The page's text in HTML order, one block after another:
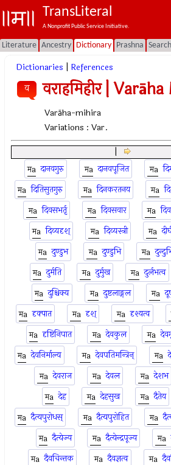
TransLiteral
A Nonprofit Public Service Initiative.
Literature Ancestry Dictionary Prashna Search
Dictionaries References
व वराहमिहीर |
Varāha-mihira
Variations :Var.
दानवगुरु दानवपूजित
दितिसुतगुरु
दिनकरतनय
दिवसभर्तृ
दिवसवार
दिव्यदृश्
दिव्यस्त्री
दुण्डुभ
दुण्डुभि
दुर्मति
दुर्मुख दुर्लभत्व
दुश्चिक्य
दुष्टलाङ्गल
दृक्पात
दृश् दृश्यत्व
दृष्टिनिपात
देवकुल
देवनिर्माल्य
देवपतिमन्त्रिन्
देवराज
देवल देशभ
देह
देहसुख दैतेय
दैत्यपुरोधस्
दैत्यपुरोहित
दैत्येज्य
दैत्येन्द्रपूज्य
दैवचिन्तक
दैवज्ञत्व